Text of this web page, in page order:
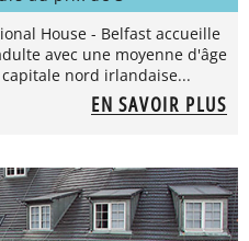
House - Belfast accueille
avec une moyenne d'âge
nord irlandaise...
EN SAVOIR PLUS